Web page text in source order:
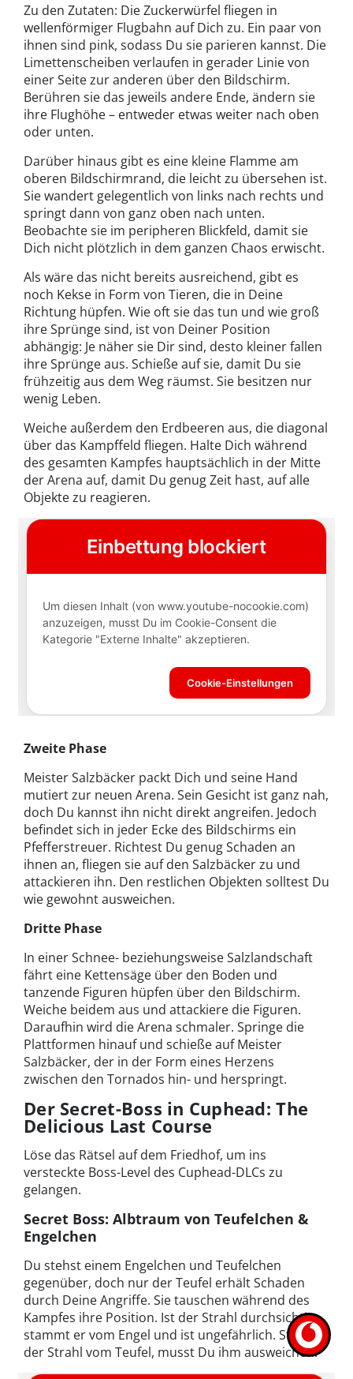
Zu den Zutaten: Die Zuckerwürfel fliegen in
wellenförmiger Flugbahn auf Dich zu. Ein paar von
ihnen sind pink, sodass Du sie parieren kannst. Die
Limettenscheiben verlaufen in gerader Linie von
einer Seite zur anderen über den Bildschirm.
Berühren sie das jeweils andere Ende, ändern sie
ihre Flughöhe – entweder etwas weiter nach oben
oder unten.
Darüber hinaus gibt es eine kleine Flamme am
oberen Bildschirmrand, die leicht zu übersehen ist.
Sie wandert gelegentlich von links nach rechts und
springt dann von ganz oben nach unten.
Beobachte sie im peripheren Blickfeld, damit sie
Dich nicht plötzlich in dem ganzen Chaos erwischt.
Als wäre das nicht bereits ausreichend, gibt es
noch Kekse in Form von Tieren, die in Deine
Richtung hüpfen. Wie oft sie das tun und wie groß
ihre Sprünge sind, ist von Deiner Position
abhängig: Je näher sie Dir sind, desto kleiner fallen
ihre Sprünge aus. Schieße auf sie, damit Du sie
frühzeitig aus dem Weg räumst. Sie besitzen nur
wenig Leben.
Weiche außerdem den Erdbeeren aus, die diagonal
über das Kampffeld fliegen. Halte Dich während
des gesamten Kampfes hauptsächlich in der Mitte
der Arena auf, damit Du genug Zeit hast, auf alle
Objekte zu reagieren.
Zweite Phase
Meister Salzbäcker packt Dich und seine Hand
mutiert zur neuen Arena. Sein Gesicht ist ganz nah,
doch Du kannst ihn nicht direkt angreifen. Jedoch
befindet sich in jeder Ecke des Bildschirms ein
Pfefferstreuer. Richtest Du genug Schaden an
ihnen an, fliegen sie auf den Salzbäcker zu und
attackieren ihn. Den restlichen Objekten solltest Du
wie gewohnt ausweichen.
Dritte Phase
In einer Schnee- beziehungsweise Salzlandschaft
fährt eine Kettensäge über den Boden und
tanzende Figuren hüpfen über den Bildschirm.
Weiche beidem aus und attackiere die Figuren.
Daraufhin wird die Arena schmaler. Springe die
Plattformen hinauf und schieße auf Meister
Salzbäcker, der in der Form eines Herzens
zwischen den Tornados hin- und herspringt.
Der Secret-Boss in Cuphead: The
Delicious Last Course
Löse das Rätsel auf dem Friedhof, um ins
versteckte Boss-Level des Cuphead-DLCs zu
gelangen.
Secret Boss: Albtraum von Teufelchen &
Engelchen
Du stehst einem Engelchen und Teufelchen
gegenüber, doch nur der Teufel erhält Schaden
durch Deine Angriffe. Sie tauschen während des
Kampfes ihre Position. Ist der Strahl durchsichtig,
stammt er vom Engel und ist ungefährlich. Stammt
der Strahl vom Teufel, musst Du ihm ausweichen.